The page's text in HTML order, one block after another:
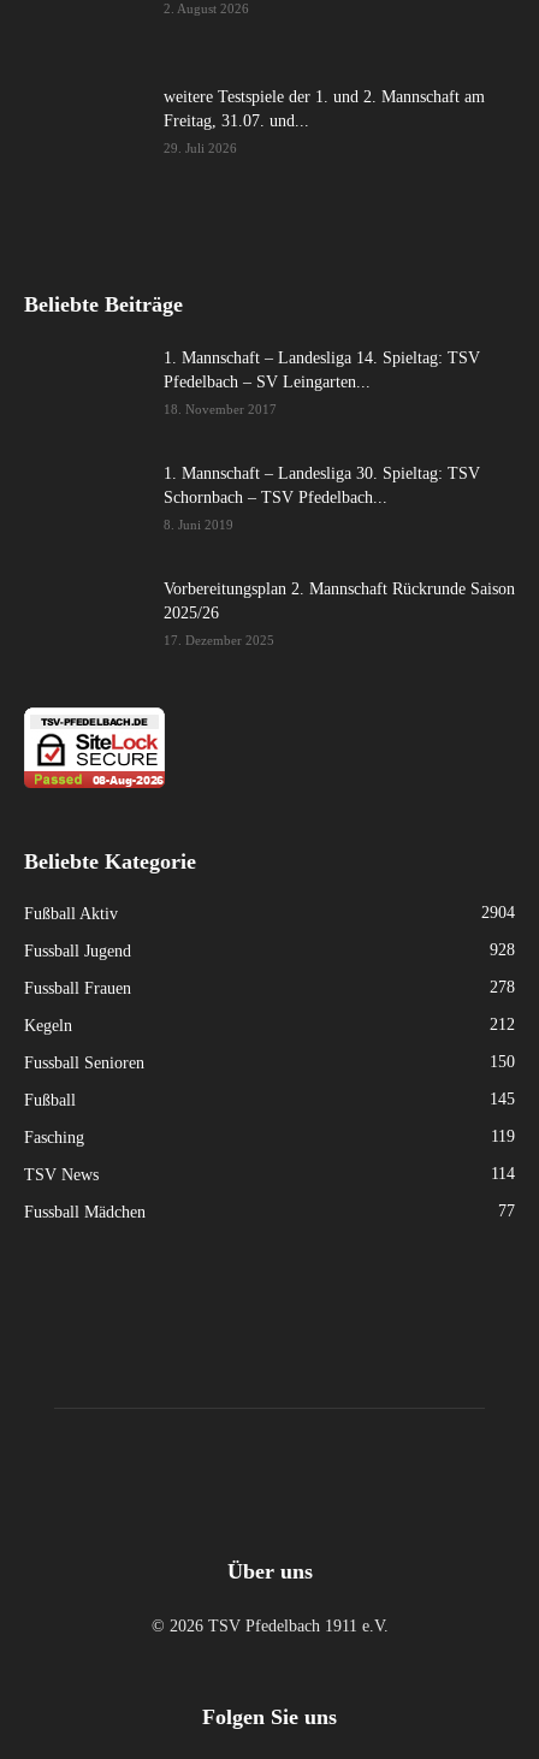
2. August 2026
weitere Testspiele der 1. und 2. Mannschaft am
Freitag, 31.07. und...
29. Juli 2026
Beliebte Beiträge
1. Mannschaft – Landesliga 14. Spieltag: TSV
Pfedelbach – SV Leingarten...
18. November 2017
1. Mannschaft – Landesliga 30. Spieltag: TSV
Schornbach – TSV Pfedelbach...
8. Juni 2019
Vorbereitungsplan 2. Mannschaft Rückrunde Saison
2025/26
17. Dezember 2025
Beliebte Kategorie
Fußball Aktiv 2904
Fussball Jugend 928
Fussball Frauen 278
Kegeln 212
Fussball Senioren 150
Fußball 145
Fasching 119
TSV News 114
Fussball Mädchen 77
Über uns
© 2026 TSV Pfedelbach 1911 e.V.
Folgen Sie uns